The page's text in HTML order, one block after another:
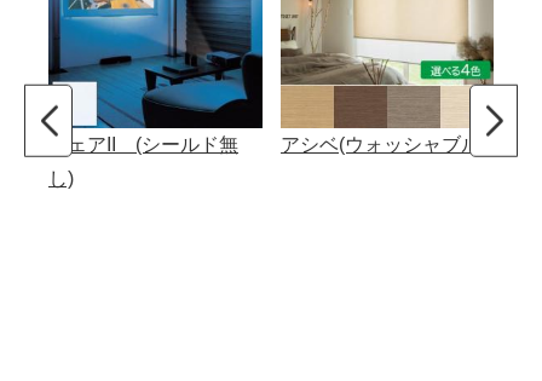
フェアII (シールド無
し)
アシベ(ウォッシャブル)